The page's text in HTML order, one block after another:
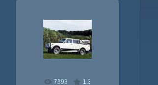
17.10.2009
nivin
7393 1.3